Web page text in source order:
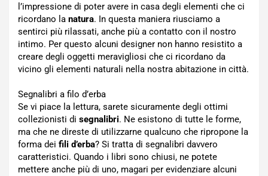
l’impressione di poter avere in casa degli elementi che ci
ricordano la natura. In questa maniera riusciamo a
sentirci più rilassati, anche più a contatto con il nostro
intimo. Per questo alcuni designer non hanno resistito a
creare degli oggetti meravigliosi che ci ricordano da
vicino gli elementi naturali nella nostra abitazione in città.
Segnalibri a filo d’erba
Se vi piace la lettura, sarete sicuramente degli ottimi
collezionisti di segnalibri. Ne esistono di tutte le forme,
ma che ne direste di utilizzarne qualcuno che ripropone la
forma dei fili d’erba? Si tratta di segnalibri davvero
caratteristici. Quando i libri sono chiusi, ne potete
mettere anche più di uno, magari per evidenziare alcuni